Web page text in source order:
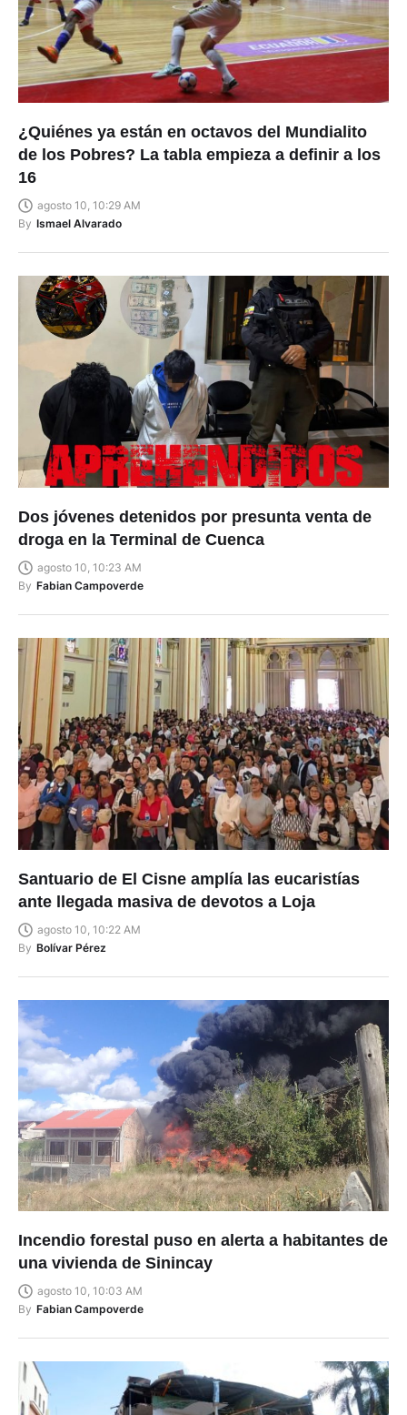
¿Quiénes ya están en octavos del Mundialito
de los Pobres? La tabla empieza a definir a los
16
agosto 10, 10:29 AM
By Ismael Alvarado
Dos jóvenes detenidos por presunta venta de
droga en la Terminal de Cuenca
agosto 10, 10:23 AM
By Fabian Campoverde
Santuario de El Cisne amplía las eucaristías
ante llegada masiva de devotos a Loja
agosto 10, 10:22 AM
By Bolívar Pérez
Incendio forestal puso en alerta a habitantes de
una vivienda de Sinincay
agosto 10, 10:03 AM
By Fabian Campoverde